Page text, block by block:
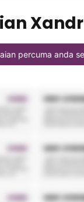
Xandr
percuma anda